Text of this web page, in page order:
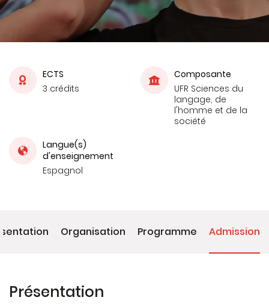
ECTS
3 crédits
Composante
UFR Sciences du
langage, de
l'homme et de la
société
Langue(s)
d'enseignement
Espagnol
Organisation Programme Admission
Présentation